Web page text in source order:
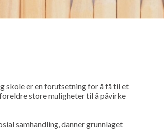
skole er en forutsetning for å få til et
store muligheter til å påvirke
samhandling, danner grunnlaget